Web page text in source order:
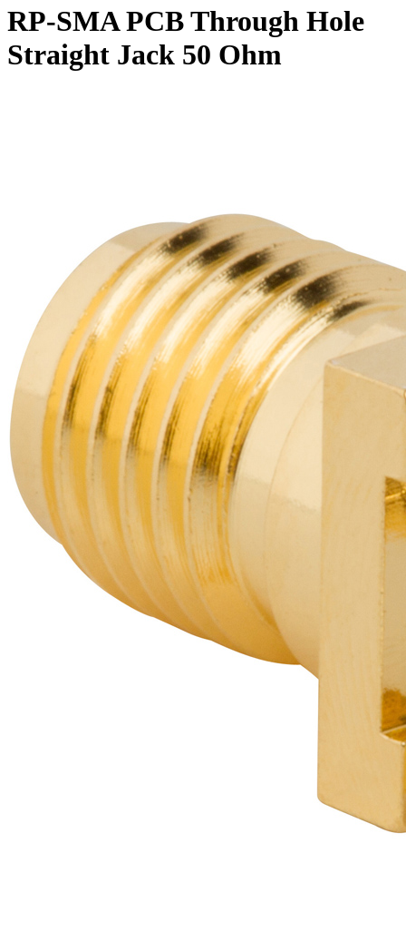
RP-SMA PCB Through Hole
Straight Jack 50 Ohm